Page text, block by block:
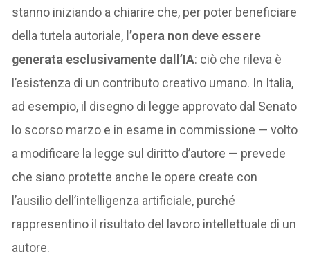
stanno iniziando a chiarire che, per poter beneficiare
della tutela autoriale, l’opera non deve essere
generata esclusivamente dall’IA: ciò che rileva è
l’esistenza di un contributo creativo umano. In Italia,
ad esempio, il disegno di legge approvato dal Senato
lo scorso marzo e in esame in commissione — volto
a modificare la legge sul diritto d’autore — prevede
che siano protette anche le opere create con
l’ausilio dell’intelligenza artificiale, purché
rappresentino il risultato del lavoro intellettuale di un
autore.